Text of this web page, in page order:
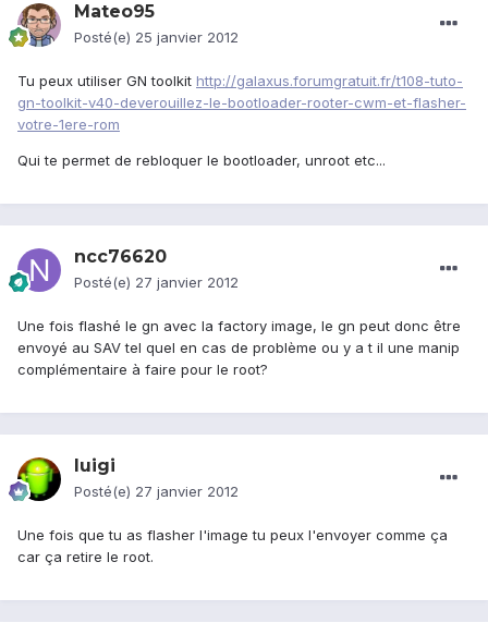
Mateo95
Posté(e) 25 janvier 2012
Tu peux utiliser GN toolkit http://galaxus.forumgratuit.fr/t108-tuto-
gn-toolkit-v40-deverouillez-le-bootloader-rooter-cwm-et-flasher-
votre-1ere-rom
Qui te permet de rebloquer le bootloader, unroot etc...
ncc76620
Posté(e) 27 janvier 2012
Une fois flashé le gn avec la factory image, le gn peut donc être
envoyé au SAV tel quel en cas de problème ou y a t il une manip
complémentaire à faire pour le root?
luigi
Posté(e) 27 janvier 2012
Une fois que tu as flasher l'image tu peux l'envoyer comme ça
car ça retire le root.